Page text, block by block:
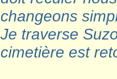
changeons
Je traverse
cimetière est